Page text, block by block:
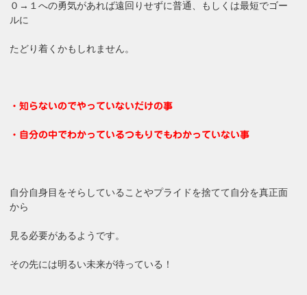
０→１への勇気があれば遠回りせずに普通、もしくは最短でゴー
ルに
たどり着くかもしれません。
・知らないのでやっていないだけの事
・自分の中でわかっているつもりでもわかっていない事
自分自身目をそらしていることやプライドを捨てて自分を真正面
から
見る必要があるようです。
その先には明るい未来が待っている！